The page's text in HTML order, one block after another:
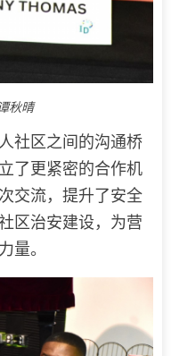
秋晴
社区之间的沟通桥
了更紧密的合作机
交流，提升了安全
区治安建设，为营
量。